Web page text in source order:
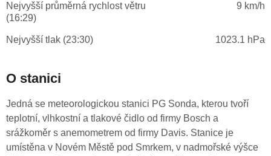
Nejvyšší průměrná rychlost větru
(16:29)
9 km/h
Nejvyšší tlak (23:30) 1023.1 hPa
O stanici
Jedná se meteorologickou stanici PG Sonda, kterou tvoří
teplotní, vlhkostní a tlakové čidlo od firmy Bosch a
srážkoměr s anemometrem od firmy Davis. Stanice je
umístěna v Novém Městě pod Smrkem, v nadmořské výšce